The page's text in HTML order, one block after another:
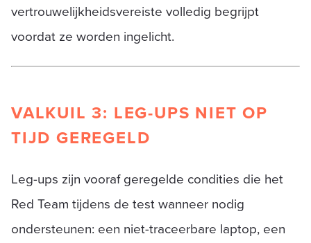
vertrouwelijkheidsvereiste volledig begrijpt
voordat ze worden ingelicht.
VALKUIL 3: LEG-UPS NIET OP
TIJD GEREGELD
Leg-ups zijn vooraf geregelde condities die het
Red Team tijdens de test wanneer nodig
ondersteunen: een niet-traceerbare laptop, een